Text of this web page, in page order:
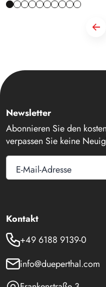
Newsletter
Abonnieren Sie den
verpassen Sie keine
E-Mail-Adresse
Kontakt
+49 6188 9139-0
info@dueperthal.com